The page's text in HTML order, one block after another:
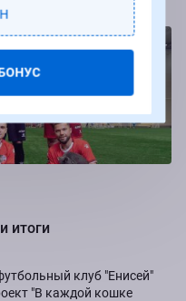
итоги
клуб "Енисей"
"В каждой кошке